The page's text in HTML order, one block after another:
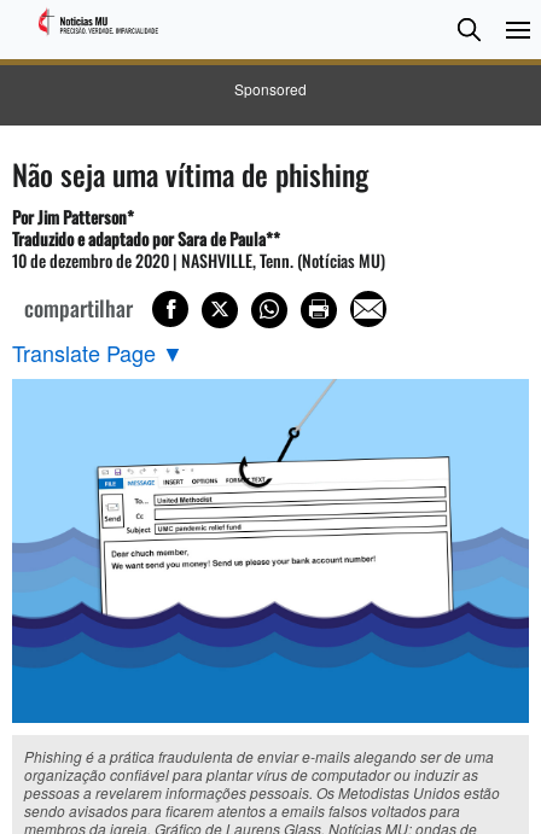
Sponsored
Search
Não seja uma vítima de phishing
Por Jim Patterson*
Traduzido e adaptado por Sara de Paula**
10 de dezembro de 2020 | NASHVILLE, Tenn. (Notícias MU)
compartilhar
Translate Page ▼
Phishing é a prática fraudulenta de enviar e-mails alegando ser de uma
organização confiável para plantar vírus de computador ou induzir as
pessoas a revelarem informações pessoais. Os Metodistas Unidos estão
sendo avisados para ficarem atentos a emails falsos voltados para
membros da igreja. Gráfico de Laurens Glass, Notícias MU; ondas de